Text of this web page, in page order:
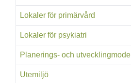
Lokaler för primärvård
Lokaler för psykiatri
Planerings- och utvecklingmodell
Utemiljö